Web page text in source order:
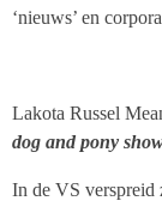
‘nieuws’ en
Lakota Russel
dog and pony
In de VS verspreid